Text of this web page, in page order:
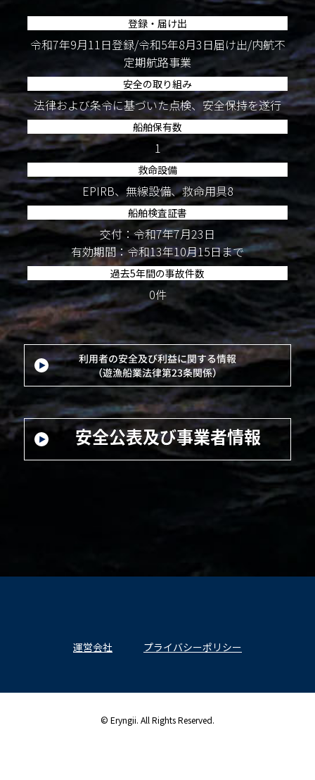
登録・届け出
令和7年9月11日登録/令和5年8月3日届け出/内航不
定期航路事業
安全の取り組み
法律および条令に基づいた点検、安全保持を遂行
船舶保有数
1
救命設備
EPIRB、無線設備、救命用具8
船舶検査証書
交付：令和7年7月23日
有効期間：令和13年10月15日まで
過去5年間の事故件数
0件
運営会社 プライバシーポリシー
© Eryngii. All Rights Reserved.